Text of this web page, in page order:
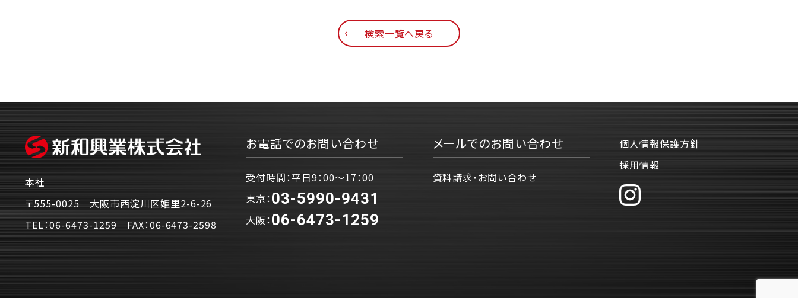
検索一覧へ戻る
本社
〒555-0025 大阪市西淀川区姫里2-6-26
TEL：06-6473-1259 FAX：06-6473-2598
お電話でのお問い合わせ
受付時間：平日9：00〜17：00
東京：03-5990-9431
大阪：06-6473-1259
メールでのお問い合わせ
資料請求・お問い合わせ
個人情報保護方針
採用情報